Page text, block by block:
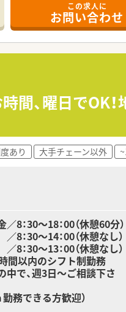
休業】、【育児休業】、【
な方までスキルに合わせ
後もしっかりフォローす
「昔ながらの家屋」を
です♪
業です。
続けています。
知ってもらう在宅訪問管
この求人に
お問い合わせ
、曜日でOK
あり 大手チェーン以外
8：30～18：00（休憩60分）
30～14：00（休憩なし）
30～13：00（休憩なし）
間以内のシフト制勤務
で、週3日～ご相談下さ
勤務できる方歓迎）